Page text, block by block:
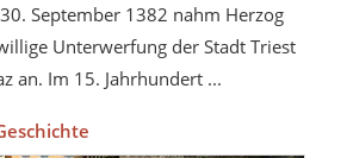
September 1382 nahm Herzog
Unterwerfung der Stadt Triest
an. Im 15. Jahrhundert ...